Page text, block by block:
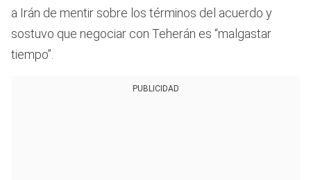
a Irán de mentir sobre los términos del acuerdo y
sostuvo que negociar con Teherán es “malgastar
tiempo”.
PUBLICIDAD